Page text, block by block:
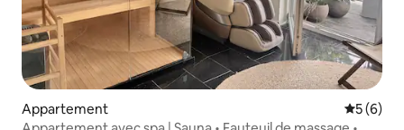
Appartement
5 (6)